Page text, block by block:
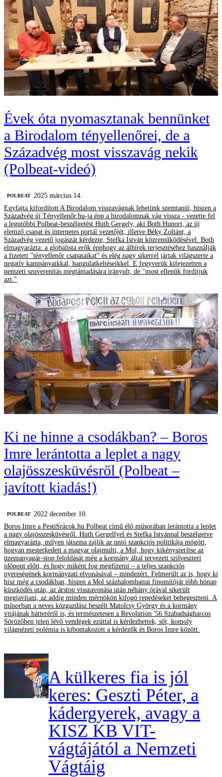
Évek óta nyomasztanak bennünket
a Birodalom tényellenőrei, de a
Századvég most visszavág nekik
(Polbeat-videó)
‎POLBEAT
2025 március 14.
Egyfajta kifordított A Birodalom visszavágnak lehetünk szemtanúi, hiszen a
Századvég új Tényellenőr.hu-ja épp a birodalomnak vág vissza - vezette fel
a legutóbbi Polbeat-beszélgetést Huth Gergely, aki Both Hunort, az új
elemző csapat és internetes portál vezetőjét, illetve Béky Zoltánt, a
Századvég vezető jogászát kérdezte, Stefka István közreműködésével. Both
elmagyarázta: a globalista erők épphogy az álhírek terjesztéséhez használják
a fizetett "tényellenőr csapataikat" és elég nagy sikerrel jártak világszerte a
negatív kampányaikkal, hangulatkeltéseikkel. E fegyverük kifejezetten a
nemzeti szuverenitás megtámadására irányult, de "most ellenük fordítjuk
azt."
Ki ne hinne a csodákban? – Boros
Imre lerántotta a leplet a nagy
olajösszesküvésről (Polbeat –
javított kiadás!)
‎POLBEAT
2022 december 10.
Boros Imre a PestiSrácok.hu Polbeat című élő műsorában lerántotta a leplet
a nagy olajösszesküvésről. Huth Gergellyel és Stefka Istvánnal beszélgetve
elmagyarázta, milyen játszma zajlik az unió szankciós politikája mögött,
hogyan mesterkedett a magyar olajmulti, a Mol, hogy kikényszerítse az
üzemanyagár-stop feloldását még a kormány által tervezett szilveszteri
időpont előtt, és hogy miként fog megfizetni – a teljes szankciós
nyereségének kormányzati elvonásával – mindezért. Felmerült az is, hogy ki
hisz még a csodákban, hiszen a Mol százhalombattai finomítóját több hónap
küszködés után, az árstop visszavonása után néhány órával sikerült
megjavítani, az addig minden mérnökön kifogó repedéseket behegeszteni. A
műsorban a neves közgazdász beszélt Matolcsy György és a kormány
vitájának hátteréről is, és természetesen a Revolution '56 Szabadságharcos
Sörözőben jelen lévő vendégek ezúttal is kérdezhettek, sőt, komoly
világnézeti polémia is kibontakozott a kérdezők és Boros Imre között.
A külkeres fia is jól
keres: Geszti Péter, a
kádergyerek, avagy a
KISZ KB VIT-
vágtájától a Nemzeti
Vágtáig